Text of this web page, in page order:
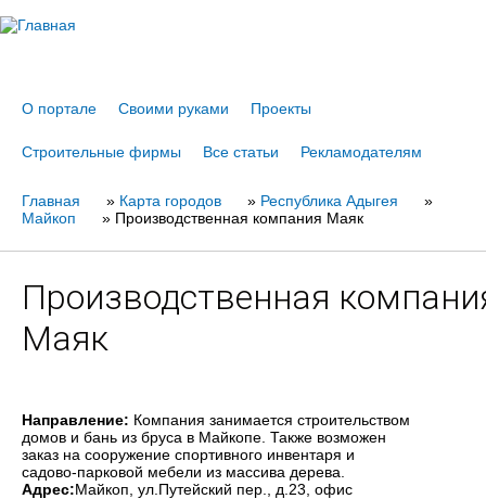
О портале Своими руками Проекты
Строительные фирмы Все статьи Рекламодателям
Вы
Главная » Карта городов » Республика Адыгея
»
Майкоп
» Производственная компания Маяк
Производственная
Маяк
Направление: Компания занимается строительством
домов и бань из бруса в Майкопе. Также возможен
заказ на сооружение спортивного инвентаря и
садово-парковой мебели из массива дерева.
Адрес:Майкоп , ул.Путейский пер., д.23, офис